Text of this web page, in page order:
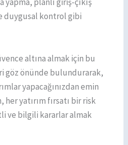
duygusal kontrol gibi
altına almak için bu
göz önünde bulundurarak,
yapacağınızdan emin
yatırım fırsatı bir risk
ve bilgili kararlar almak